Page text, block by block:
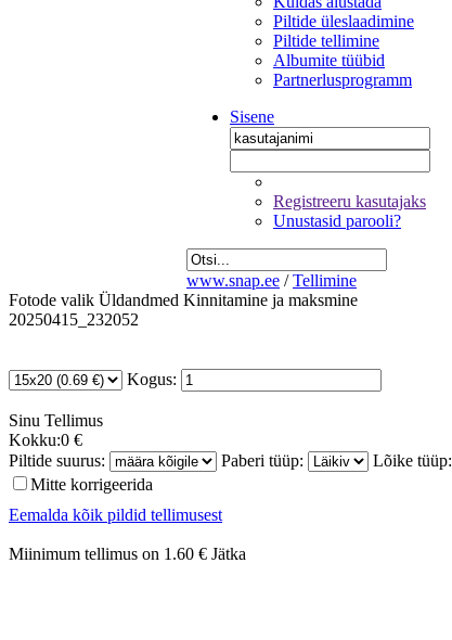
Piltide üleslaadimine
Piltide tellimine
Albumite tüübid
Partnerlusprogramm
Sisene
Registreeru kasutajaks
Unustasid parooli?
www.snap.ee / Tellimine
Fotode valik Üldandmed Kinnitamine ja maksmine
20250415_232052
Kogus:
Sinu Tellimus
Kokku:0 €
Piltide suurus:
Paberi tüüp: Lõike tüüp:
Mitte korrigeerida
Eemalda kõik pildid tellimusest
Miinimum tellimus on 1.60 € Jätka